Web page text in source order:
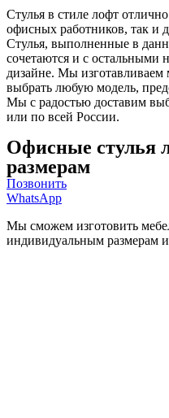
Стулья в стиле лофт
офисных работников, так и
Стулья, выполненные в
сочетаются и с остальными
дизайне. Мы изготавливаем
выбрать любую модель,
Мы с радостью доставим
или по всей России.
Офисные стулья
размерам
Позвонить
WhatsApp
Мы сможем изготовить
индивидуальным размерам